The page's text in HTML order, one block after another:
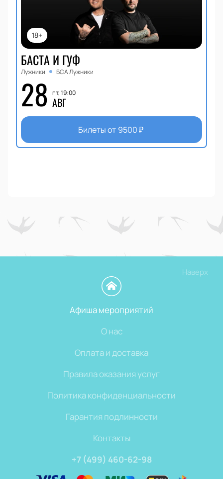
18+
БАСТА И ГУФ
Лужники БСА Лужники
28 пт, 19:00
АВГ
Билеты от 9500₽
Наверх
Афиша мероприятий
О нас
Оплата и доставка
Правила оказания услуг
Политика конфиденциальности
Гарантия подлинности
Контакты
+7 (499) 460-62-98